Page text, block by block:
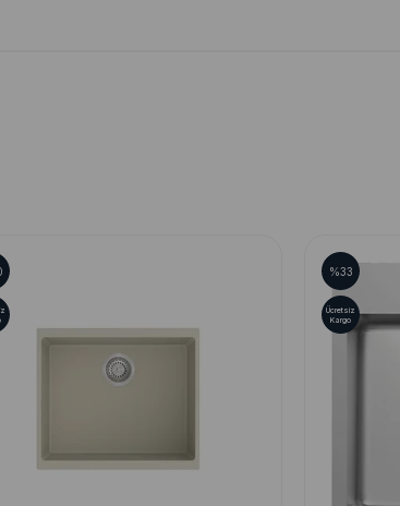
%33
Ücretsiz
Kargo